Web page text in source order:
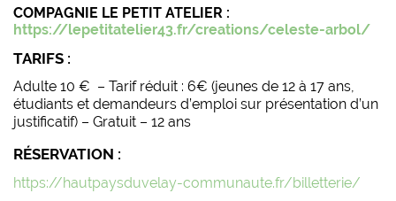
COMPAGNIE LE PETIT ATELIER :
https://lepetitatelier43.fr/creations/celeste-arbol/
TARIFS :
Adulte 10 € – Tarif réduit : 6€ (jeunes de 12 à 17 ans,
étudiants et demandeurs d’emploi sur présentation d’un
justificatif) – Gratuit – 12 ans
RÉSERVATION :
https://hautpaysduvelay-communaute.fr/billetterie/